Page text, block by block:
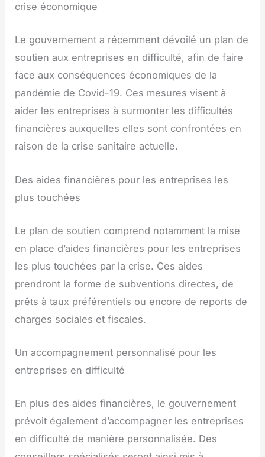
crise économique
Le gouvernement a récemment dévoilé un plan de
soutien aux entreprises en difficulté, afin de faire
face aux conséquences économiques de la
pandémie de Covid-19. Ces mesures visent à
aider les entreprises à surmonter les difficultés
financières auxquelles elles sont confrontées en
raison de la crise sanitaire actuelle.
Des aides financières pour les entreprises les
plus touchées
Le plan de soutien comprend notamment la mise
en place d’aides financières pour les entreprises
les plus touchées par la crise. Ces aides
prendront la forme de subventions directes, de
prêts à taux préférentiels ou encore de reports de
charges sociales et fiscales.
Un accompagnement personnalisé pour les
entreprises en difficulté
En plus des aides financières, le gouvernement
prévoit également d’accompagner les entreprises
en difficulté de manière personnalisée. Des